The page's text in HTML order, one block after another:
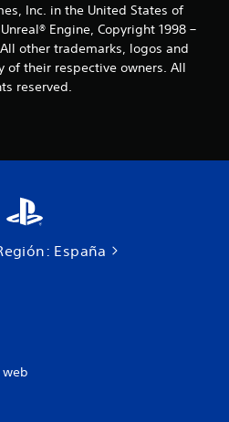
Inc. in the United States of
Engine, Copyright 1998 –
other trademarks, logos and
of their respective owners. All
reserved.
España